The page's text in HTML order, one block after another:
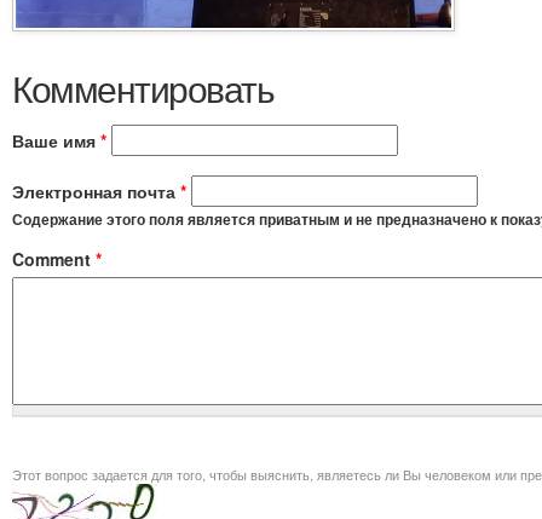
Комментировать
Ваше имя *
Электронная почта *
Содержание этого поля является приватным и не предназначено к
Comment *
Этот вопрос задается для того,